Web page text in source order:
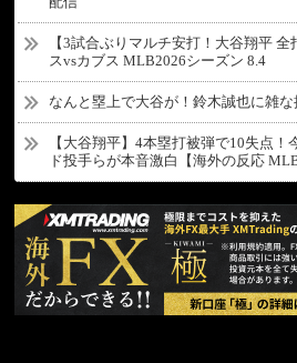
【3試合ぶりマルチ安打！大谷翔平
スvsカブス MLB2026シーズン 8.4
なんと塁上で大谷が！鈴木誠也に雑
【大谷翔平】4本塁打被弾で10失点
ド投手らが本音激白【海外の反応